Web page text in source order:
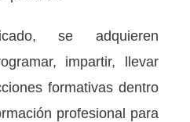
se adquieren
impartir, llevar
formativas dentro
profesional para